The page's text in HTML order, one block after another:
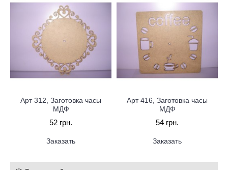
Арт 312, Заготовка часы
МДФ
52 грн.
Заказать
Арт 416, Заготовка часы
МДФ
54 грн.
Заказать